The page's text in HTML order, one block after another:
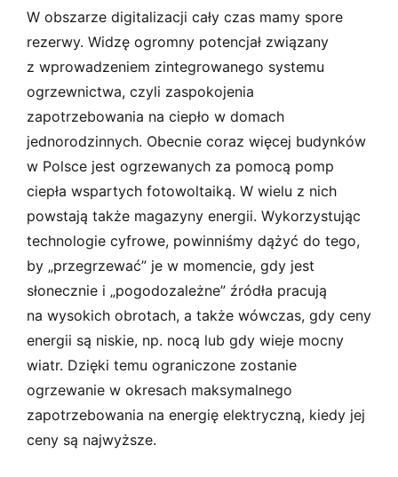
W obszarze digitalizacji cały czas mamy spore
rezerwy. Widzę ogromny potencjał związany
z wprowadzeniem zintegrowanego systemu
ogrzewnictwa, czyli zaspokojenia
zapotrzebowania na ciepło w domach
jednorodzinnych. Obecnie coraz więcej budynków
w Polsce jest ogrzewanych za pomocą pomp
ciepła wspartych fotowoltaiką. W wielu z nich
powstają także magazyny energii. Wykorzystując
technologie cyfrowe, powinniśmy dążyć do tego,
by „przegrzewać” je w momencie, gdy jest
słonecznie i „pogodozależne” źródła pracują
na wysokich obrotach, a także wówczas, gdy ceny
energii są niskie, np. nocą lub gdy wieje mocny
wiatr. Dzięki temu ograniczone zostanie
ogrzewanie w okresach maksymalnego
zapotrzebowania na energię elektryczną, kiedy jej
ceny są najwyższe.